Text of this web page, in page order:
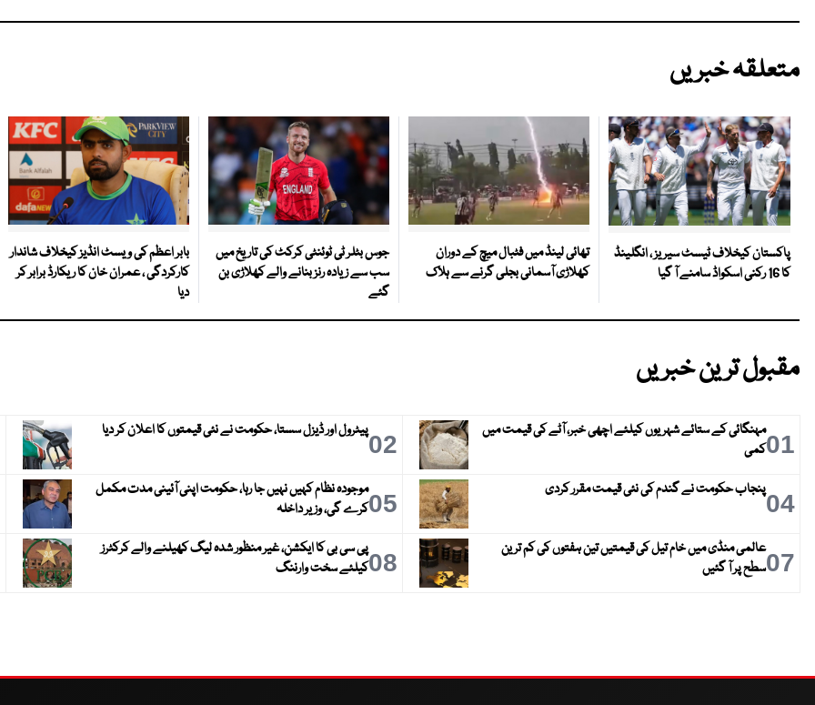
متعلقہ خبریں
پاکستان کیخلاف ٹیسٹ سیریز ، انگلینڈ
کا 16 رکنی اسکواڈ سامنے آ گیا
تھائی لینڈ میں فٹبال میچ کے دوران
کھلاڑی آسمانی بجلی گرنے سے ہلاک
جوس بٹلر ٹی ٹوئنٹی کرکٹ کی تاریخ میں
سب سے زیادہ رنز بنانے والے کھلاڑی بن
گئے
بابر اعظم کی ویسٹ انڈیز کیخلاف شاندار
کارکردگی ، عمران خان کا ریکارڈ برابر کر
دیا
مقبول ترین خبریں
01مہنگائی کے ستائے شہریوں کیلئے اچھی خبر، آٹے کی قیمت میں
کمی
02پیٹرول اور ڈیزل سستا، حکومت نے نئی قیمتوں کا اعلان کر دیا
04پنجاب حکومت نے گندم کی نئی قیمت مقرر کردی 05موجودہ نظام کہیں نہیں جا رہا، حکومت اپنی آئینی مدت مکمل
کرے گی، وزیر داخلہ
07عالمی منڈی میں خام تیل کی قیمتیں تین ہفتوں کی کم ترین
سطح پر آ گئیں
08پی سی بی کا ایکشن، غیر منظور شدہ لیگ کھیلنے والے کرکٹرز
کیلئے سخت وارننگ